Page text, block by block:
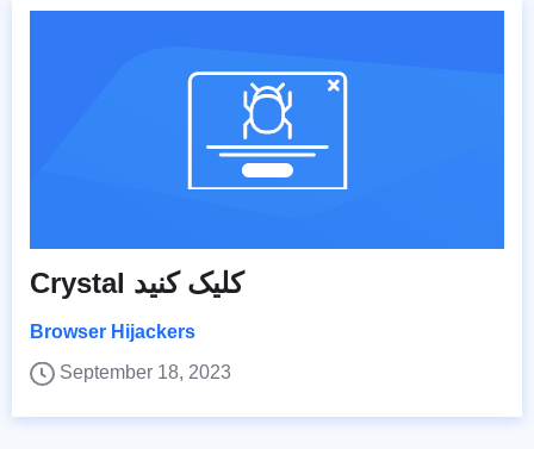
Crystal کلیک کنید
Browser Hijackers
September 18, 2023